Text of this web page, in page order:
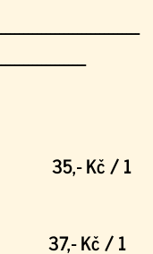
Kč / 1
Kč / 1